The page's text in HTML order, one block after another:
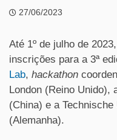
27/06/2023
Até 1º de julho de
inscrições para a 3ª
Lab, hackathon
London (Reino Unido),
(China) e a
(Alemanha).